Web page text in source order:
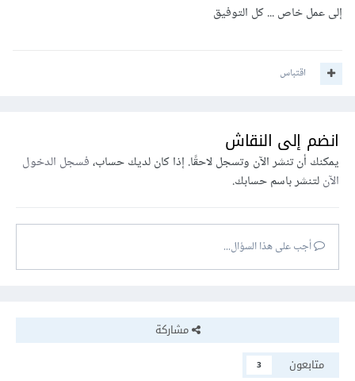
إلى عمل خاص ... كل التوفيق
اقتباس
انضم إلى النقاش
يمكنك أن تنشر الآن وتسجل لاحقًا. إذا كان لديك حساب،فسجل الدخول
الآنلتنشر باسم حسابك.
أجب على هذا السؤال...
مشاركة
متابعون
3